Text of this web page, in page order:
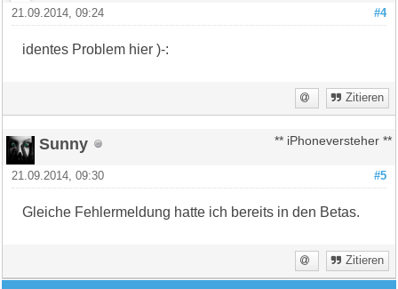
#4
21.09.2014, 09:24
identes Problem hier )-:
Zitieren
Sunny ** iPhoneversteher **
#5
21.09.2014, 09:30
Gleiche Fehlermeldung hatte ich bereits in den Betas.
Zitieren